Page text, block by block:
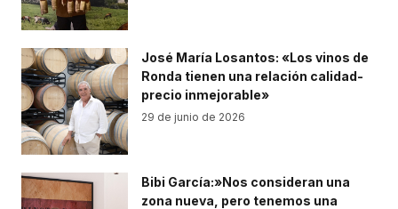
José María Losantos: «Los vinos de
Ronda tienen una relación calidad-
precio inmejorable»
29 de junio de 2026
Bibi García:»Nos consideran una
zona nueva, pero tenemos una